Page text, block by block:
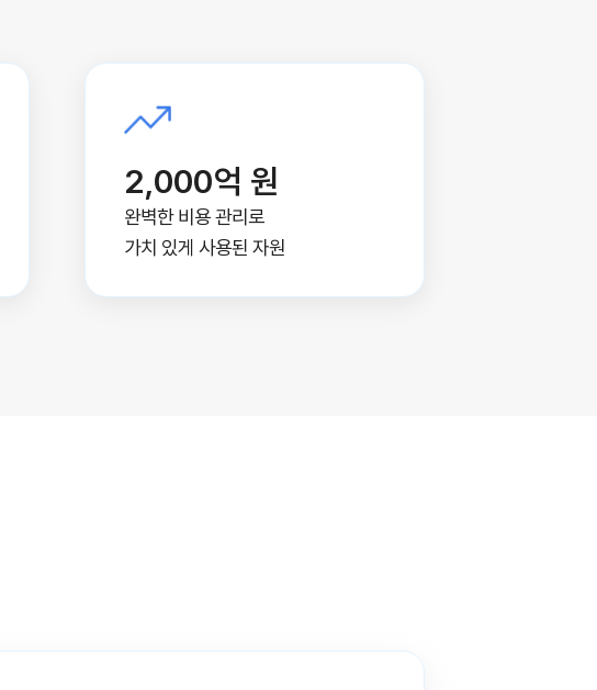
2,000억 원
완벽한 비용 관리로
가치 있게 사용된 자원